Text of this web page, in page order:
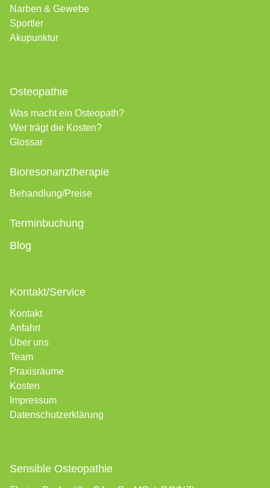
Narben & Gewebe
Sportler
Akupunktur
Osteopathie
Was macht ein Osteopath?
Wer trägt die Kosten?
Glossar
Bioresonanztherapie
Behandlung/Preise
Terminbuchung
Blog
Kontakt/Service
Kontakt
Anfahrt
Über uns
Team
Praxisräume
Kosten
Impressum
Datenschutzerklärung
Sensible Osteopathie